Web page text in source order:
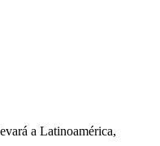
a Latinoamérica,